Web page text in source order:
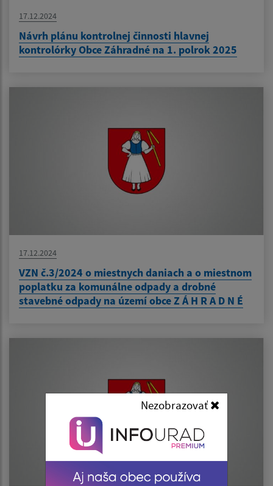
Nezobrazovať
17.12.2024
Návrh plánu kontrolnej činnosti hlavnej
kontrolórky Obce Záhradné na 1. polrok 2025
17.12.2024
VZN č.3/2024 o miestnych daniach a o miestnom
poplatku za komunálne odpady a drobné
stavebné odpady na území obce Z Á H R A D N É